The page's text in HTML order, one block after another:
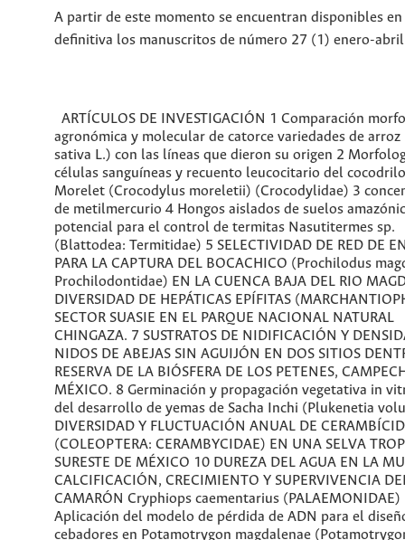
A partir de este momento se encuentran disponibles
definitiva los manuscritos de número 27 (1) enero-
ARTÍCULOS DE INVESTIGACIÓN 1 Comparación
agronómica y molecular de catorce variedades de arroz
sativa L.) con las líneas que dieron su origen 2
células sanguíneas y recuento leucocitario del
Morelet (Crocodylus moreletii) (Crocodylidae) 3
de metilmercurio 4 Hongos aislados de suelos
potencial para el control de termitas Nasutitermes sp.
(Blattodea: Termitidae) 5 SELECTIVIDAD DE RED DE
PARA LA CAPTURA DEL BOCACHICO (Prochilodus
Prochilodontidae) EN LA CUENCA BAJA DEL RIO
DIVERSIDAD DE HEPÁTICAS EPÍFITAS
SECTOR SUASIE EN EL PARQUE NACIONAL NATURAL
CHINGAZA. 7 SUSTRATOS DE NIDIFICACIÓN Y
NIDOS DE ABEJAS SIN AGUIJÓN EN DOS SITIOS
RESERVA DE LA BIÓSFERA DE LOS PETENES,
MÉXICO. 8 Germinación y propagación vegetativa in
del desarrollo de yemas de Sacha Inchi (Plukenetia
DIVERSIDAD Y FLUCTUACIÓN ANUAL DE
(COLEOPTERA: CERAMBYCIDAE) EN UNA SELVA
SURESTE DE MÉXICO 10 DUREZA DEL AGUA EN LA
CALCIFICACIÓN, CRECIMIENTO Y SUPERVIVENCIA
CAMARÓN Cryphiops caementarius (PALAEMONIDAE)
Aplicación del modelo de pérdida de ADN para el
cebadores en Potamotrygon magdalenae